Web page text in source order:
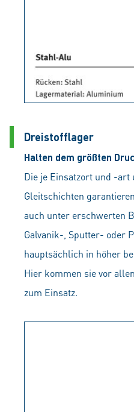
Dreistofflager
Halten dem größten
Die je Einsatzort und -
Gleitschichten
auch unter erschwerten
Galvanik-, Sputter- oder
hauptsächlich in höher
Hier kommen sie vor
zum Einsatz.